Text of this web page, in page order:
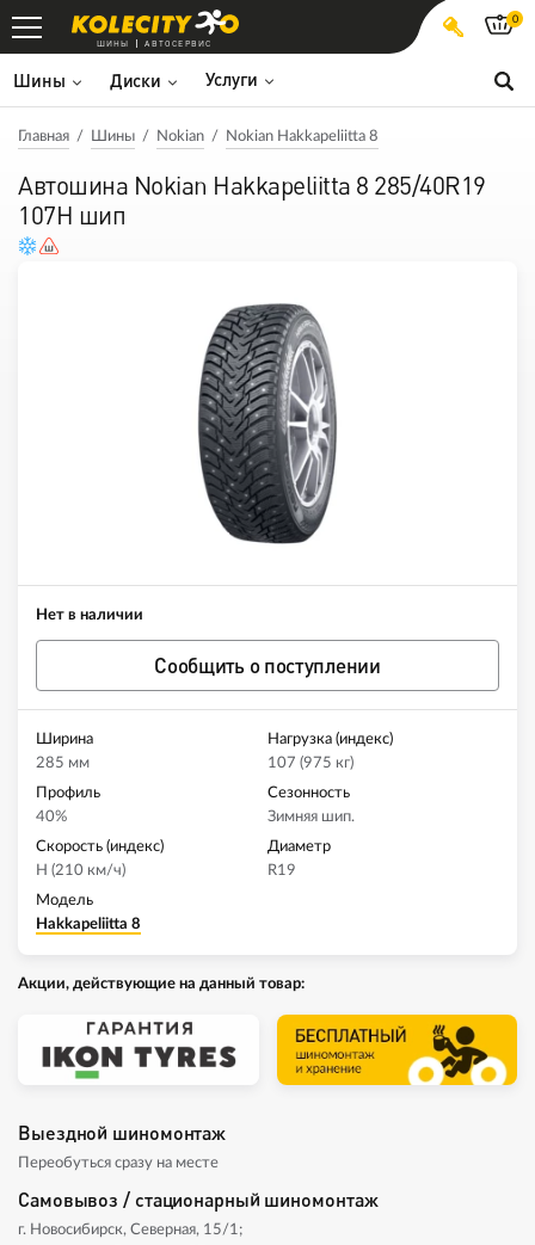
ШИНЫ АВТОСЕРВИС
Шины Диски Услуги
0
Главная Шины Nokian Nokian Hakkapeliitta 8
Автошина Nokian Hakkapeliitta 8 285/40R19
107H шип
Нет в наличии
Сообщить о поступлении
Ширина
285 мм
Нагрузка (индекс)
107 (975 кг)
Профиль
40%
Сезонность
Зимняя шип.
Скорость (индекс)
H (210 км/ч)
Диаметр
R19
Модель
Hakkapeliitta 8
Акции, действующие на данный товар:
Выездной шиномонтаж
Переобуться сразу на месте
Самовывоз / стационарный шиномонтаж
г. Новосибирск, Северная, 15/1;